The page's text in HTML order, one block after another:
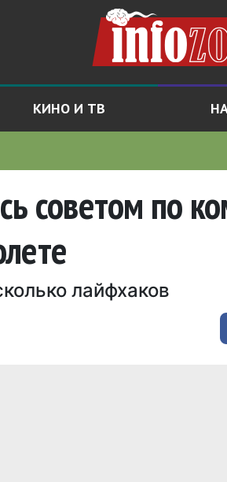
КИНО И ТВ
советом по
лайфхаков